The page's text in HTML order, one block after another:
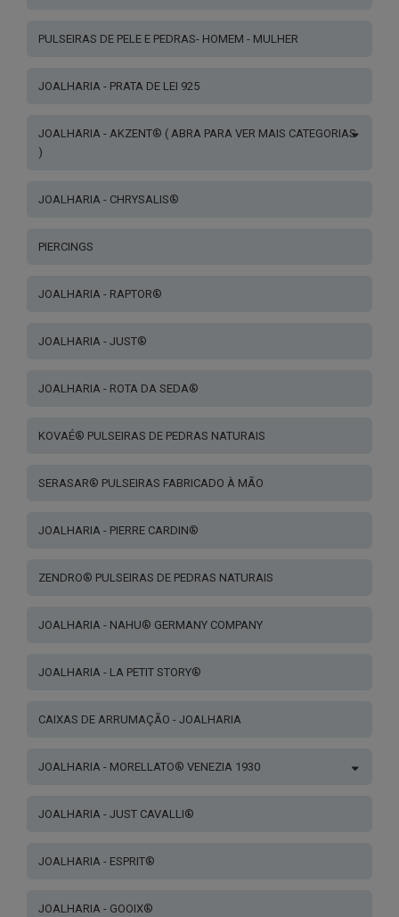
PULSEIRAS DE PELE E PEDRAS- HOMEM - MULHER
JOALHARIA - PRATA DE LEI 925
JOALHARIA - AKZENT® ( ABRA PARA VER MAIS CATEGORIAS
)
JOALHARIA - CHRYSALIS®
PIERCINGS
JOALHARIA - RAPTOR®
JOALHARIA - JUST®
JOALHARIA - ROTA DA SEDA®
KOVAÉ® PULSEIRAS DE PEDRAS NATURAIS
SERASAR® PULSEIRAS FABRICADO À MÃO
JOALHARIA - PIERRE CARDIN®
ZENDRO® PULSEIRAS DE PEDRAS NATURAIS
JOALHARIA - NAHU® GERMANY COMPANY
JOALHARIA - LA PETIT STORY®
CAIXAS DE ARRUMAÇÃO - JOALHARIA
JOALHARIA - MORELLATO® VENEZIA 1930
JOALHARIA - JUST CAVALLI®
JOALHARIA - ESPRIT®
JOALHARIA - GOOIX®